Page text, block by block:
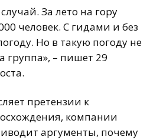
За лето на гору
человек. С гидами и без
Но в такую погоду не
группа», – пишет 29
претензии к
компании
аргументы, почему